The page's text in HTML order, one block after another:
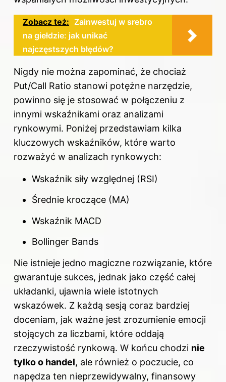
Zobacz też: Zainwestuj w srebro
na giełdzie: jak unikać
najczęstszych błędów?
Nigdy nie można zapominać, że chociaż
Put/Call Ratio stanowi potężne narzędzie,
powinno się je stosować w połączeniu z
innymi wskaźnikami oraz analizami
rynkowymi. Poniżej przedstawiam kilka
kluczowych wskaźników, które warto
rozważyć w analizach rynkowych:
Wskaźnik siły względnej (RSI)
Średnie kroczące (MA)
Wskaźnik MACD
Bollinger Bands
Nie istnieje jedno magiczne rozwiązanie, które
gwarantuje sukces, jednak jako część całej
układanki, ujawnia wiele istotnych
wskazówek. Z każdą sesją coraz bardziej
doceniam, jak ważne jest zrozumienie emocji
stojących za liczbami, które oddają
rzeczywistość rynkową. W końcu chodzi nie
tylko o handel, ale również o poczucie, co
napędza ten nieprzewidywalny, finansowy